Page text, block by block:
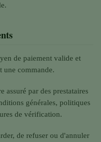
de paiement valide et
une commande.
assuré par des prestataires
générales, politiques
de vérification.
de refuser ou d'annuler